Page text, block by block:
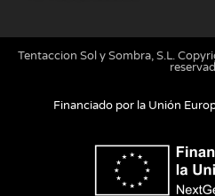
Tentaccion Sol y Sombra, S.L.
Financiado por la Unión